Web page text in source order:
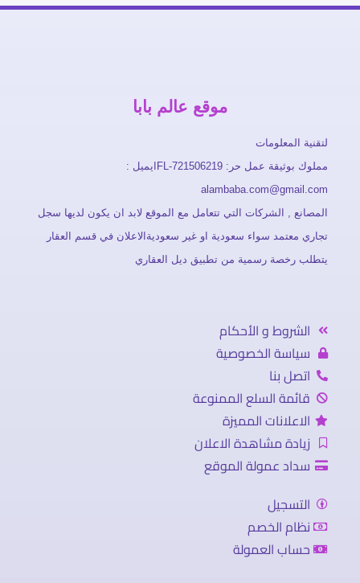
موقع عالم بابا
لتقنية المعلومات
مملوك بوثيقة عمل حر: FL-721506219ايميل :
alambaba.com@gmail.com
المصانع , الشركات التي تتعامل مع الموقع لابد ان يكون لديها سجل
تجاري معتمد سواء سعودية او غير سعوديةالاعلان في قسم العقار
يتطلب رخصة رسمية من تطبيق ديل العقاري
الشروط و الأحكام
سياسة الخصوصية
اتصل بنا
قائمة السلع الممنوعة
الاعلانات المميزة
زيادة مشاهدة الاعلان
سداد عمولة الموقع
التسجيل
نظام الخصم
حساب العمولة